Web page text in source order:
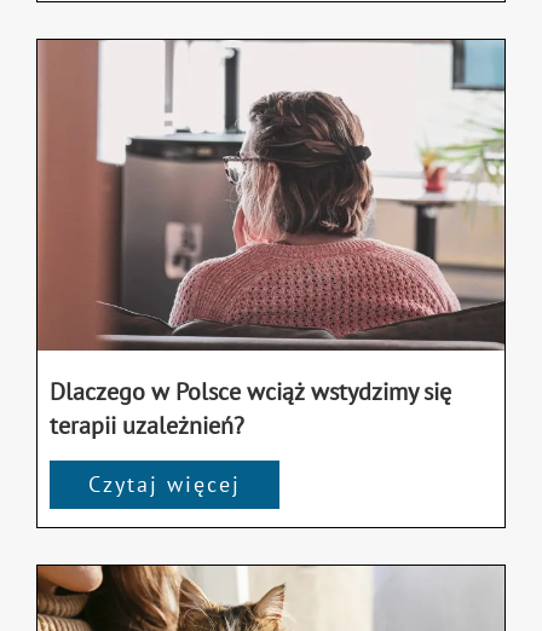
Dlaczego w Polsce wciąż wstydzimy się
terapii uzależnień?
Czytaj więcej